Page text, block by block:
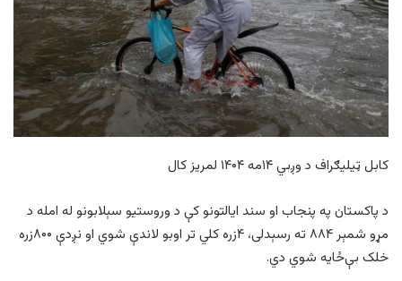
کابل ټیلیګراف د وږبي ۱۴مه ۱۴۰۴ لمریز کال
د پاکستان په پنجاب او سند ایالتونو کې د وروستیو سېلابونو له امله د
مړو شمېر ۸۸۴ ته رسېدلی، ۴زره کلي تر اوبو لاندې شوي او نږدې ۸۰۰زره
خلک بې‌ځایه شوي دي.